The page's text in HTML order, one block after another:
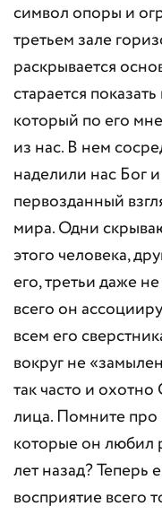
символ опоры и
третьем зале
раскрывается
старается
который по его
из нас. В нем
наделили нас Бог
первозданный
мира. Одни
этого человека,
его, третьи даже
всего он
всем его
вокруг не
так часто и
лица. Помните
которые он любил
лет назад? Теперь
восприятие всего